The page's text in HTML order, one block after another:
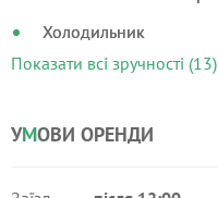
Холодильник
Показати всі зручності (13)
УМОВИ ОРЕНДИ